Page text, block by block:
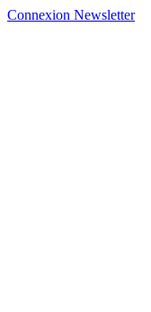
Connexion Newsletter